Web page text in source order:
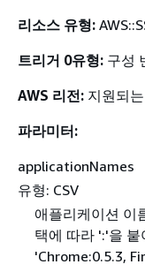
리소스 유형:
트리거 0유형: 구성
AWS 리전: 지원되
파라미터:
applicationNames
유형: CSV
애플리케이션 이
택에 따라 ':'을
'Chrome:0.5.3,